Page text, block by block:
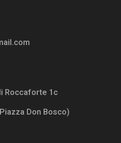
Roccaforte 1c
Don Bosco)